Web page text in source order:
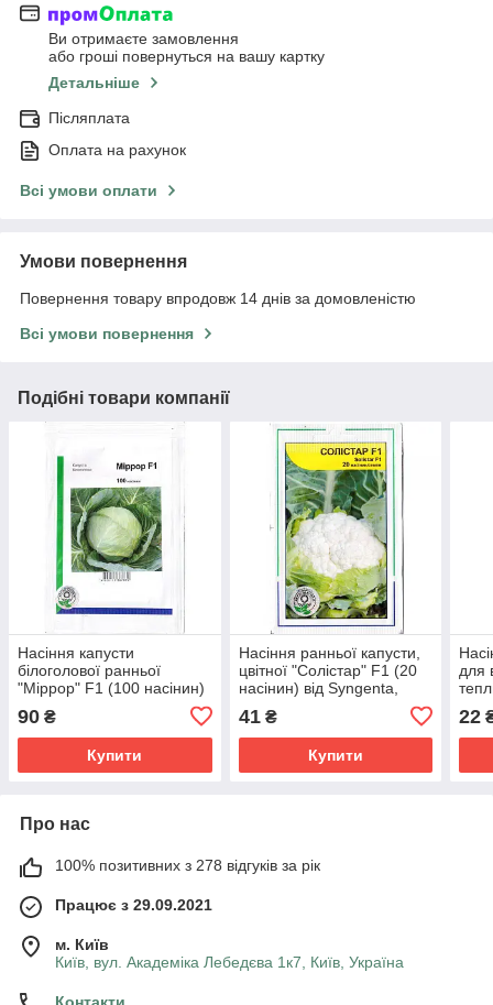
Ви отримаєте замовлення
або гроші повернуться на вашу картку
Детальніше
Післяплата
Оплата на рахунок
Всі умови оплати
Умови повернення
Повернення товару впродовж 14 днів за домовленістю
Всі умови повернення
Подібні товари компанії
Насіння капусти
білоголової ранньої
"Міррор" F1 (100 насінин)
90 ₴
Купити
Насіння ранньої капусти,
цвітної "Солістар" F1 (20
насінин) від Syngenta,
41₴
Купити
для
22
Про нас
100% позитивних з 278 відгуків за рік
Працює з 29.09.2021
м. Київ
Київ, вул. Академіка Лебедєва 1к7, Київ, Україна